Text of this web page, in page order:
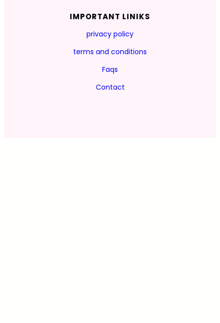
IMPORTANT LINIKS
privacy policy
terms and conditions
Faqs
Contact